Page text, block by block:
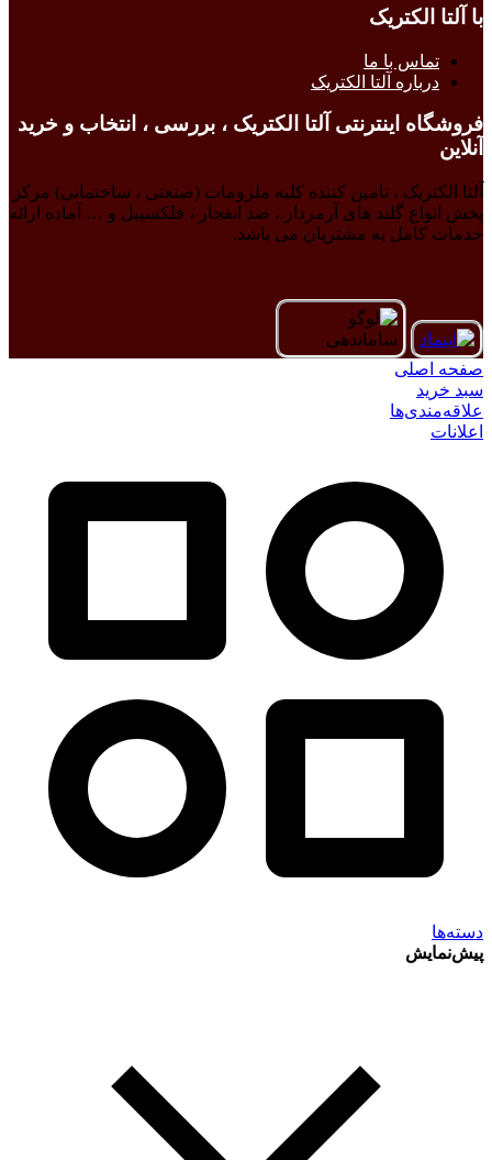
با آلتا الکتریک
تماس با ما
درباره آلتا الکتریک
فروشگاه اینترنتی آلتا الکتریک ، بررسی ، انتخاب و خرید
آنلاین
آلتا الکتریک ، تامین کننده کلیه ملزومات (صنعتی ، ساختمانی) مرکز
پخش انواع گلند های آرمردار ، ضد انفجار ، فلکسیبل و … آماده ارائه
خدمات کامل به مشتریان می باشد.
صفحه اصلی
سبد خرید
علاقه‌مندی‌ها
اعلانات
دسته‌ها
پیش‌نمایش